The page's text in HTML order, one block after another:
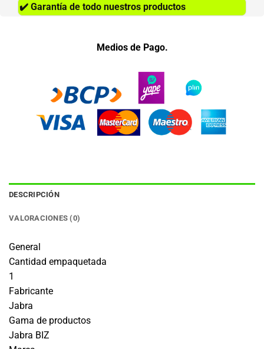
✔️ Garantía de todo nuestros productos
Medios de Pago.
DESCRIPCIÓN
VALORACIONES (0)
General
Cantidad empaquetada
1
Fabricante
Jabra
Gama de productos
Jabra BIZ